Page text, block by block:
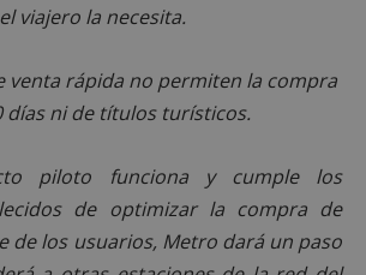
viajero la necesita.
venta rápida no permiten la compra
días ni de títulos turísticos.
piloto funciona y cumple los
de optimizar la compra de
de los usuarios, Metro dará un paso